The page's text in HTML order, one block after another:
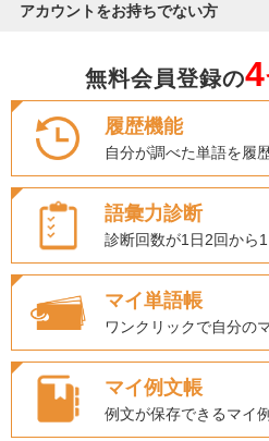
アカウントをお持ちでない方
無料会員登録の4
履歴機能
自分が調べた単語を履
語彙力診断
診断回数が1日2回から
マイ単語帳
ワンクリックで自分の
マイ例文帳
例文が保存できるマイ